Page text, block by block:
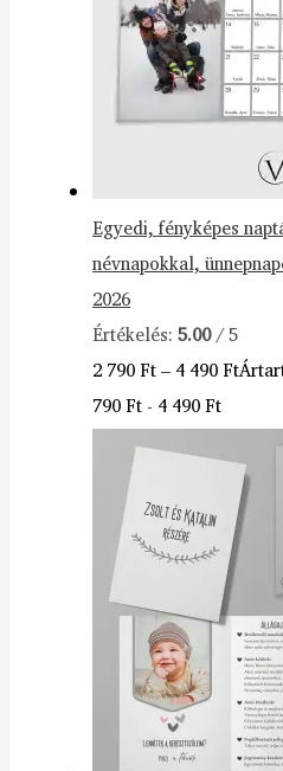
Egyedi, fényképes
névnapokkal,
2026
Értékelés: 5.00/ 5
2 790Ft– 4 490Ft
790 Ft - 4 490 Ft